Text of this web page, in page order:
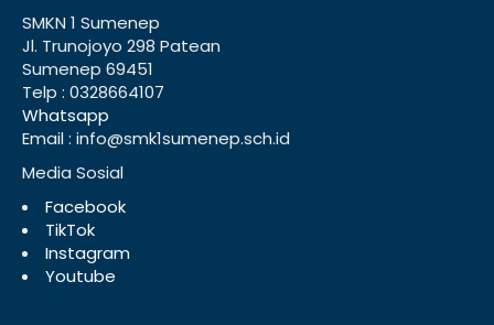
SMKN 1 Sumenep
Jl. Trunojoyo 298 Patean
Sumenep 69451
Telp : 0328664107
Whatsapp
Email : info@smk1sumenep.sch.id
Media Sosial
Facebook
TikTok
Instagram
Youtube